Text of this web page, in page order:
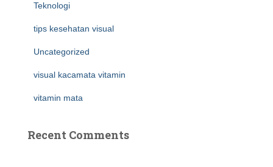
Teknologi
tips kesehatan visual
Uncategorized
visual kacamata vitamin
vitamin mata
Recent Comments